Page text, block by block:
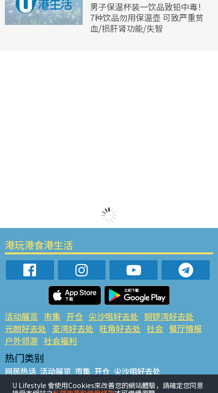
男子保温杯装一饮品致铅中毒！
7种饮品勿用保温壶 可致严重贫
血/损肝肾功能/失智
港玩港食港生活
活动展览 市集 开仓 尖沙咀好去处 铜锣湾好去处
元朗好去处 荃湾好去处 旺角好去处 社会 餐厅情报
户外郊游 社会福利
热门类别
网民热话 活动展览 市集 开仓 尖沙咀好去处
铜锣湾好去处 元朗好去处 荃湾好去处 旺角好去处 社会
U Lifestyle 會使用Cookies來改善您的網站體驗，請確定您同意